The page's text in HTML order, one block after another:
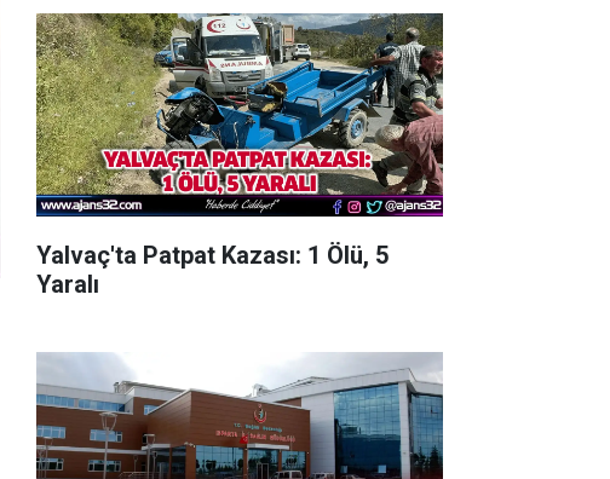
Yalvaç'ta Patpat Kazası: 1 Ölü, 5
Yaralı